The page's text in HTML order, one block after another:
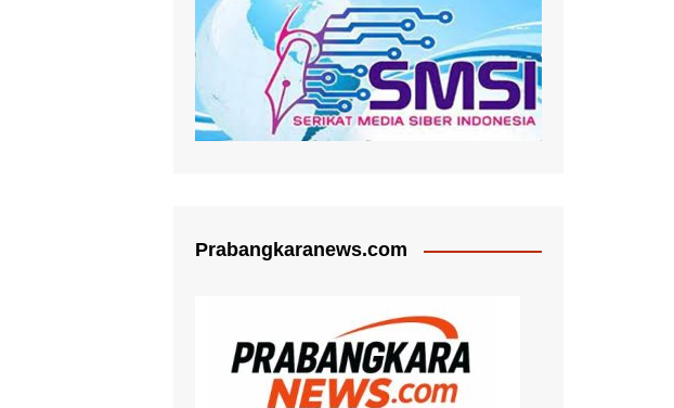
Prabangkaranews.com